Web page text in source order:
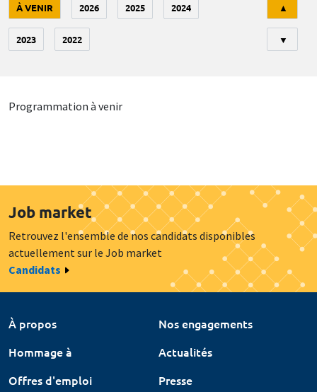
À VENIR 2026 2025 2024
2023 2022
▲
▼
Programmation à venir
Job market
Retrouvez l'ensemble de nos candidats disponibles
actuellement sur le Job market
Candidats
À propos
Nos engagements
Hommage à
Actualités
Offres d'emploi
Presse